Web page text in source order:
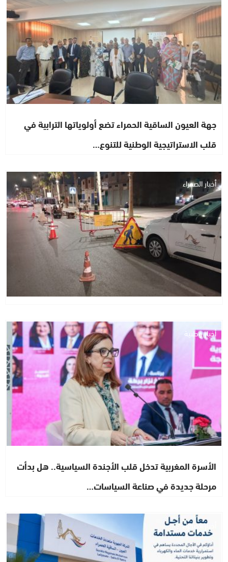
جهة العيون الساقية الحمراء تضع أولوياتها الترابية في
قلب الاستراتيجية الوطنية للتنوع…
أخبار الصحراء
أخبار وطنية
الأسرة المغربية تدخل قلب الأجندة السياسية.. هل بدأت
مرحلة جديدة في صناعة السياسات…
أخبار الصحراء